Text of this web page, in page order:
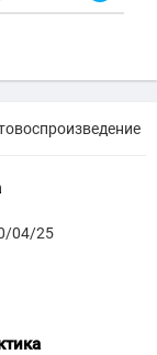
04/25